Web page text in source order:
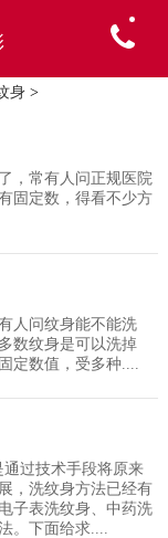
身 >
，常有人问正规医院
固定数，得看不少方
人问纹身能不能洗
数纹身是可以洗掉
定数值，受多种....
过技术手段将原来
，洗纹身方法已经有
子表洗纹身、中药洗
。下面给求....